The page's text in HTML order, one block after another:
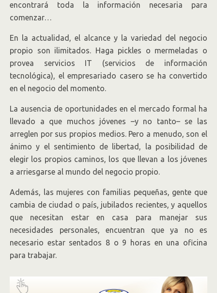
encontrará toda la información necesaria para
comenzar…
En la actualidad, el alcance y la variedad del negocio
propio son ilimitados. Haga pickles o mermeladas o
provea servicios IT (servicios de información
tecnológica), el empresariado casero se ha convertido
en el negocio del momento.
La ausencia de oportunidades en el mercado formal ha
llevado a que muchos jóvenes –y no tanto– se las
arreglen por sus propios medios. Pero a menudo, son el
ánimo y el sentimiento de libertad, la posibilidad de
elegir los propios caminos, los que llevan a los jóvenes
a arriesgarse al mundo del negocio propio.
Además, las mujeres con familias pequeñas, gente que
cambia de ciudad o país, jubilados recientes, y aquellos
que necesitan estar en casa para manejar sus
necesidades personales, encuentran que ya no es
necesario estar sentados 8 o 9 horas en una oficina
para trabajar.